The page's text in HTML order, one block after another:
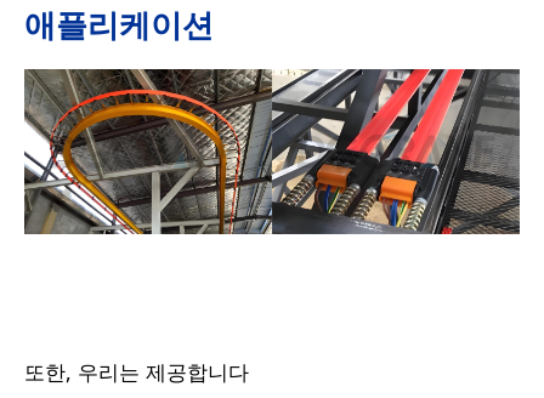
애플리케이션
또한, 우리는 제공합니다